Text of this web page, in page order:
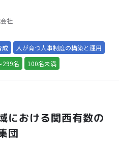
社
成
人が育つ人事制度の構築と運用
299名 100名未満
における関西有数の
団